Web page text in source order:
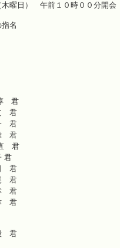
木曜日） 午前１０時００分開会
録署名議
会期
諸般
行
一
君
君
君
君
君
君
君
君
君
君
君